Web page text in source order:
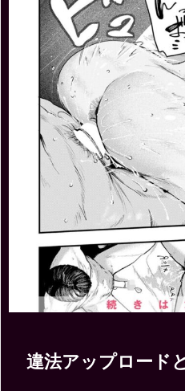
違法アップロード